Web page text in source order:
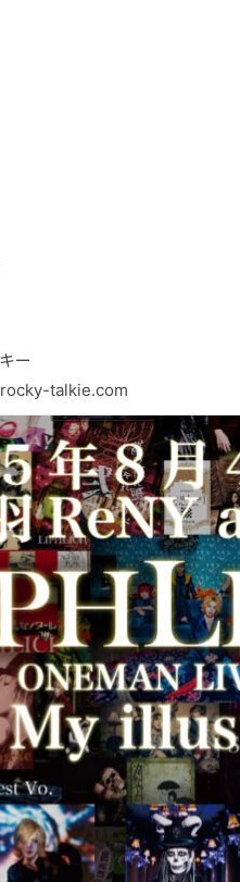
ー
talkie.com